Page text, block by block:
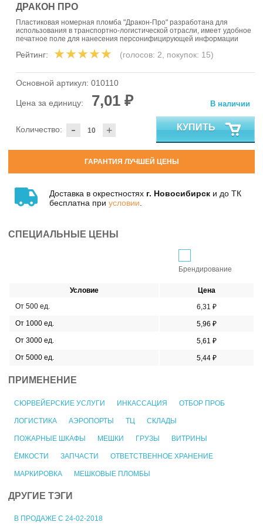
ДРАКОН ПРО
Пластиковая номерная пломба "Дракон-Про" разработана для
использования в транспортно-логистической отрасли, имеет удобное
печатное поле для нанесения персонифицирующей информации
Рейтинг: (голосов: 2, покупок: 15)
Основной артикул: 010110
Цена за единицу: 7,01 ₽
- +
Количество:
В наличии
КУПИТЬ
ГАРАНТИЯ ЛУЧШЕЙ ЦЕНЫ
Доставка в окрестностях г. Новосибирск и до ТК
бесплатна при условии
СПЕЦИАЛЬНЫЕ ЦЕНЫ
Брендирование
Условие
Цена
От 500 ед.
6,31 ₽
От 1000 ед.
5,96 ₽
От 3000 ед.
5,61 ₽
От 5000 ед.
5,44 ₽
ПРИМЕНЕНИЕ
СЮРВЕЙЕРСКИЕ УСЛУГИ ИНКАССАЦИЯ ОТБОР ПРОБ
ЛОГИСТИКА АЭРОПОРТЫ ТЦ СКЛАДЫ
ПОЖАРНЫЕ ШКАФЫ МЕШКИ ГРУЗЫ ВИТРИНЫ
ЁМКОСТИ ЗАПЧАСТИ ОТВЕТСТВЕННОЕ ХРАНЕНИЕ
МАРКИРОВКА МЕШКОВЫЕ ПЛОМБЫ
ДРУГИЕ ТЭГИ
В ПРОДАЖЕ С 24-02-2018